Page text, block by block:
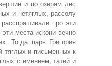
и по озерам лес
и нетяглых, рассолу
про эти
места искони вечно
Тогда царь Григория
тяглых и письменных к
с имением, татей и